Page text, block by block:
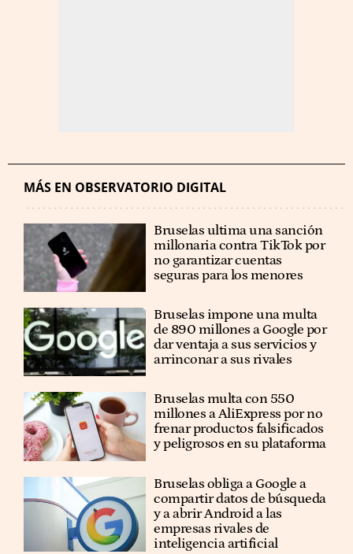
MÁS EN OBSERVATORIO DIGITAL
Bruselas ultima una sanción
millonaria contra TikTok por
no garantizar cuentas
seguras para los menores
Bruselas impone una multa
de 890 millones a Google por
dar ventaja a sus servicios y
arrinconar a sus rivales
Bruselas multa con 550
millones a AliExpress por no
frenar productos falsificados
y peligrosos en su plataforma
Bruselas obliga a Google a
compartir datos de búsqueda
y a abrir Android a las
empresas rivales de
inteligencia artificial